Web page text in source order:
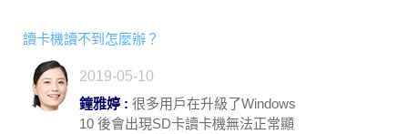
讀卡機讀不到怎麼辦？
2019-05-10
鐘雅婷 : 很多用戶在升級了Windows
10 後會出現SD卡讀卡機無法正常顯